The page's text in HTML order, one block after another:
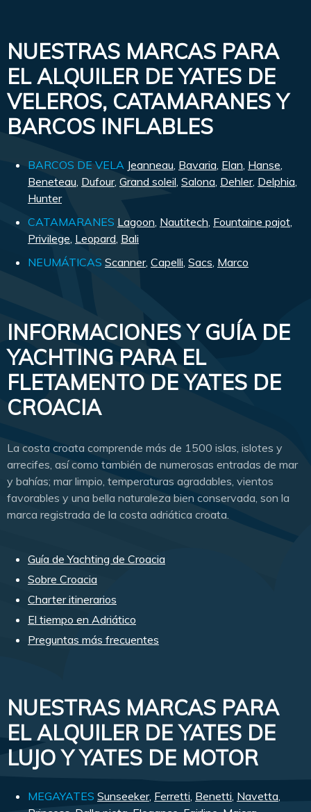
NUESTRAS MARCAS PARA
EL ALQUILER DE YATES DE
VELEROS, CATAMARANES Y
BARCOS INFLABLES
BARCOS DE VELA Jeanneau, Bavaria, Elan, Hanse,
Beneteau, Dufour, Grand soleil, Salona, Dehler, Delphia,
Hunter
CATAMARANES Lagoon, Nautitech, Fountaine pajot,
Privilege, Leopard, Bali
NEUMÁTICAS Scanner, Capelli, Sacs, Marco
INFORMACIONES Y GUÍA DE
YACHTING PARA EL
FLETAMENTO DE YATES DE
CROACIA
La costa croata comprende más de 1500 islas, islotes y
arrecifes, así como también de numerosas entradas de mar
y bahías; mar limpio, temperaturas agradables, vientos
favorables y una bella naturaleza bien conservada, son la
marca registrada de la costa adriática croata.
Guía de Yachting de Croacia
Sobre Croacia
Charter itinerarios
El tiempo en Adriático
Preguntas más frecuentes
NUESTRAS MARCAS PARA
EL ALQUILER DE YATES DE
LUJO Y YATES DE MOTOR
MEGAYATES Sunseeker, Ferretti Benetti Navetta